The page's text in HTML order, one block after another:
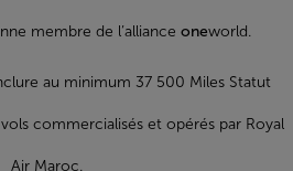
membre de l’alliance oneworld.
au minimum 37 500 Miles Statut
commercialisés et opérés par Royal
Air Maroc.